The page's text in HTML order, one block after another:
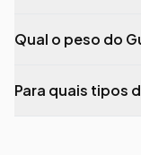
Qual o peso do
Para quais tipos